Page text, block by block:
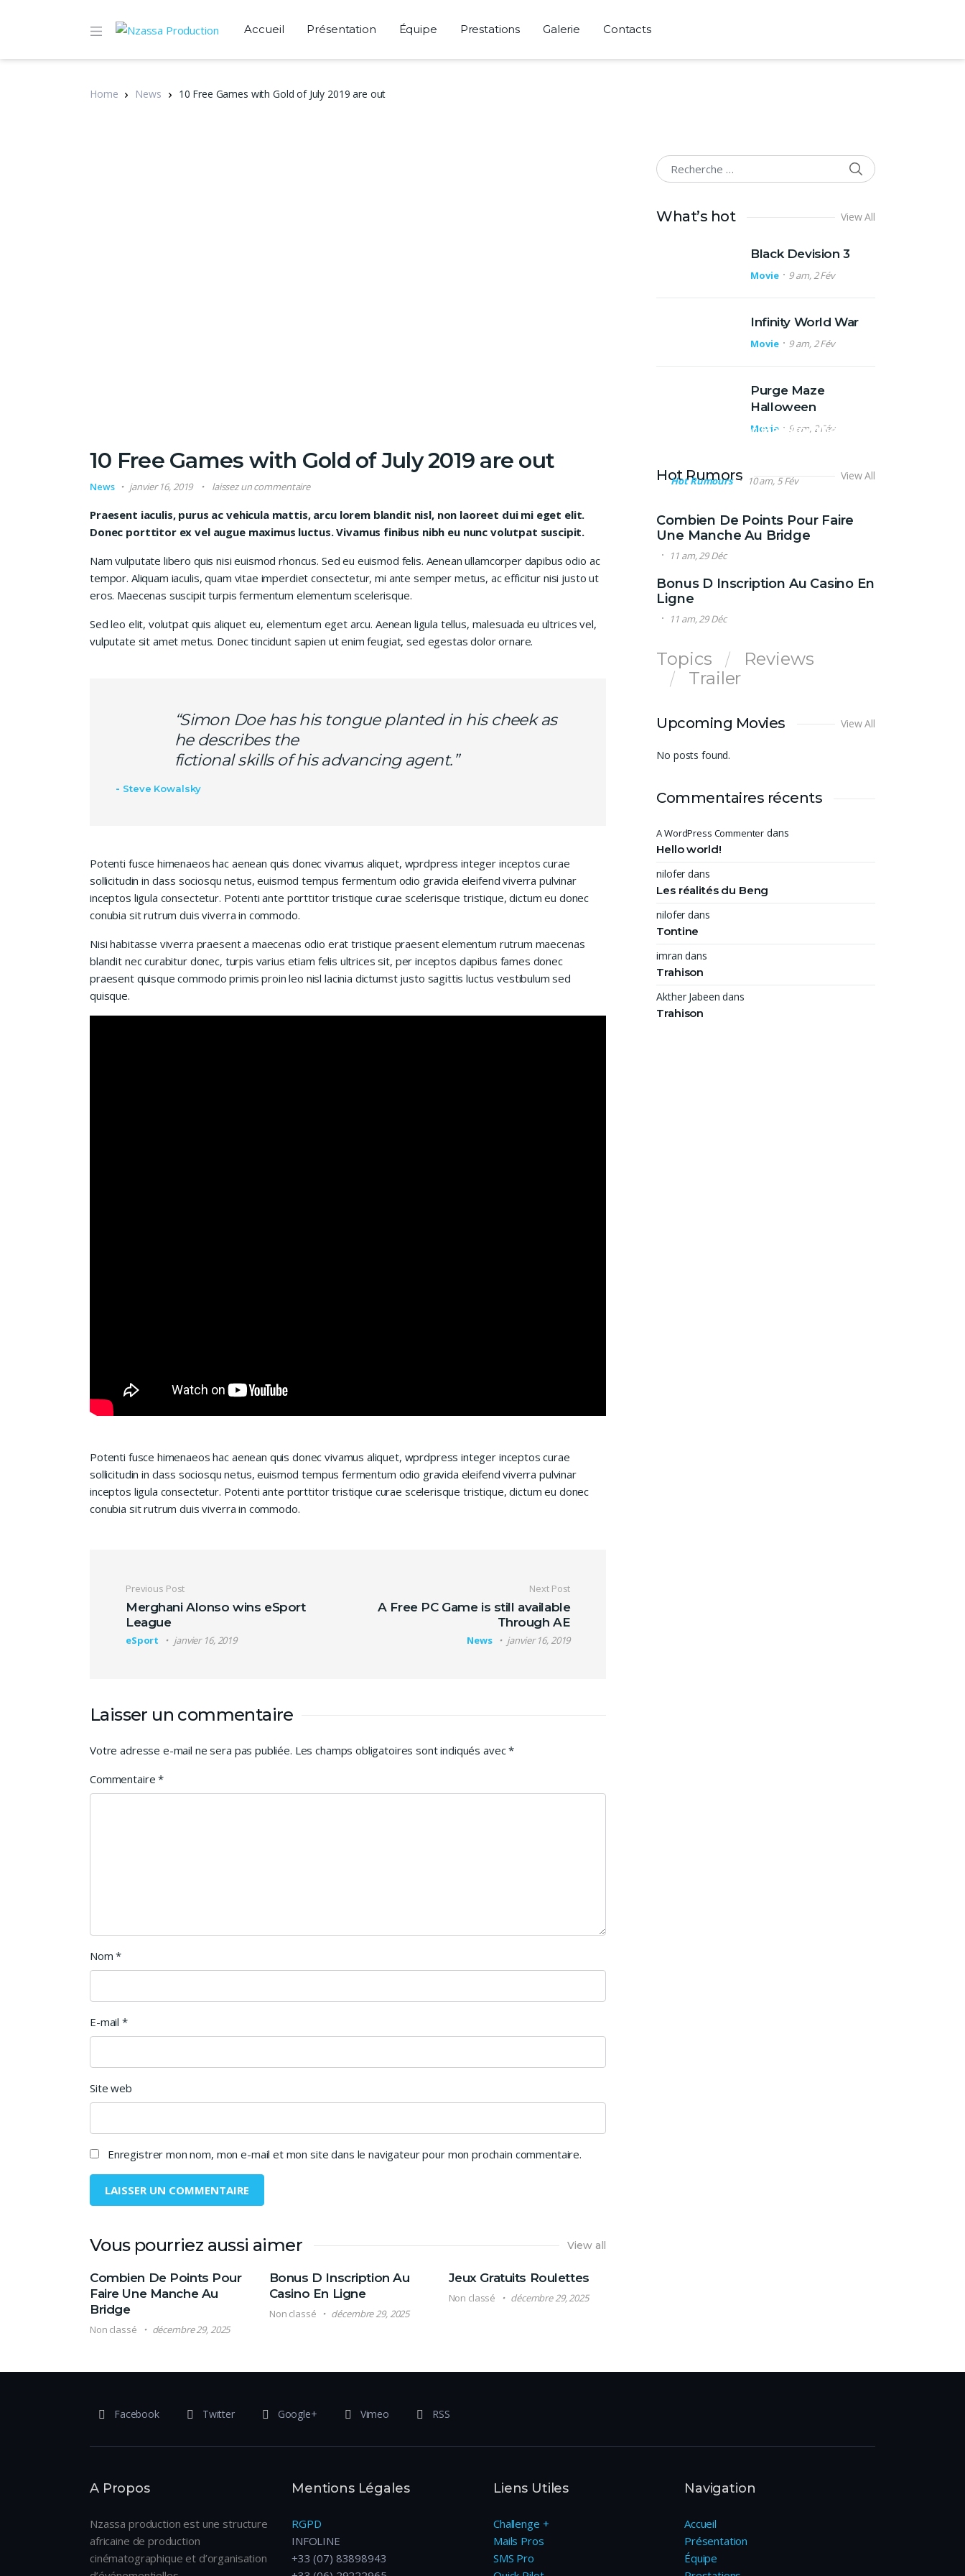
Accueil Présentation Équipe Prestations Galerie Contacts
Home News 10 Free Games with Gold of July 2019 are out
10 Free Games with Gold of July 2019 are out
News janvier 16, 2019 laissez un commentaire
Praesent iaculis, purus ac vehicula mattis, arcu lorem blandit nisl, non laoreet dui mi eget elit.
Donec porttitor ex vel augue maximus luctus. Vivamus finibus nibh eu nunc volutpat suscipit.
Nam vulputate libero quis nisi euismod rhoncus. Sed eu euismod felis. Aenean ullamcorper dapibus odio ac
tempor. Aliquam iaculis, quam vitae imperdiet consectetur, mi ante semper metus, ac efficitur nisi justo ut
eros. Maecenas suscipit turpis fermentum elementum scelerisque.
Sed leo elit, volutpat quis aliquet eu, elementum eget arcu. Aenean ligula tellus, malesuada eu ultrices vel,
vulputate sit amet metus. Donec tincidunt sapien ut enim feugiat, sed egestas dolor ornare.
“Simon Doe has his tongue planted in his cheek as
he describes the
fictional skills of his advancing agent.”
Steve Kowalsky
Potenti fusce himenaeos hac aenean quis donec vivamus aliquet, wprdpress integer inceptos curae
sollicitudin in class sociosqu netus, euismod tempus fermentum odio gravida eleifend viverra pulvinar
inceptos ligula consectetur. Potenti ante porttitor tristique curae scelerisque tristique, dictum eu donec
conubia sit rutrum duis viverra in commodo.
Nisi habitasse viverra praesent a maecenas odio erat tristique praesent elementum rutrum maecenas
blandit nec curabitur donec, turpis varius etiam felis ultrices sit, per inceptos dapibus fames donec
praesent quisque commodo primis proin leo nisl lacinia dictumst justo sagittis luctus vestibulum sed
quisque.
Potenti fusce himenaeos hac aenean quis donec vivamus aliquet, wprdpress integer inceptos curae
sollicitudin in class sociosqu netus, euismod tempus fermentum odio gravida eleifend viverra pulvinar
inceptos ligula consectetur. Potenti ante porttitor tristique curae scelerisque tristique, dictum eu donec
conubia sit rutrum duis viverra in commodo.
Navigation de l’article
Previous Post
Merghani Alonso wins eSport
League
eSport janvier 16, 2019
Next Post
A Free PC Game is still available
Through AE
News janvier 16, 2019
Laisser un commentaire
Votre adresse e-mail ne sera pas publiée. Les champs obligatoires sont indiqués avec*
Commentaire*
Nom*
E-mail *
Site web
Enregistrer mon nom, mon e-mail et mon site dans le navigateur pour mon prochain commentaire.
Vous pourriez aussi aimer View all
Combien De Points Pour
Faire Une Manche Au
Bridge
Non classé décembre 29, 2025
Bonus D Inscription Au
Casino En Ligne
Non classé décembre 29, 2025
Jeux Gratuits Roulettes
Non classé décembre 29, 2025
Search for:
SEARCH
What’s hot View All
Black Devision 3
Movie 9 am, 2 Fév
Infinity World War
Movie 9 am, 2 Fév
Purge Maze
Halloween
Movie 9 am, 2 Fév
Hot Rumors View All
Wizard Actor Has Another
Hot Rumours 10 am, 5 Fév
Combien De Points Pour Faire
Une Manche Au Bridge
11 am, 29 Déc
Bonus D Inscription Au Casino En
Ligne
11 am, 29 Déc
Topics
Reviews
Trailer
Upcoming Movies View All
No posts found.
Commentaires récents
A WordPress Commenter dans
Hello world!
nilofer dans
Les réalités du Beng
nilofer dans
Tontine
imran dans
Trahison
Akther Jabeen dans
Trahison
Facebook Twitter Google+ Vimeo RSS
A Propos
Nzassa production est une structure
africaine de production
cinématographique et d’organisation
Mentions Légales
RGPD
INFOLINE
+33 (07) 83898943
Liens Utiles
Challenge +
Mails Pros
SMS Pro
Navigation
Accueil
Présentation
Équipe